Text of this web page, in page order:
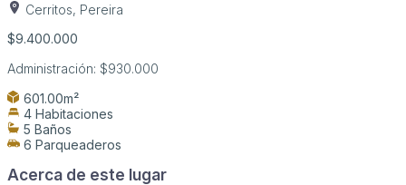
Cerritos, Pereira
$9.400.000
Administración: $930.000
601.00m²
4 Habitaciones
5 Baños
6 Parqueaderos
Acerca de este lugar